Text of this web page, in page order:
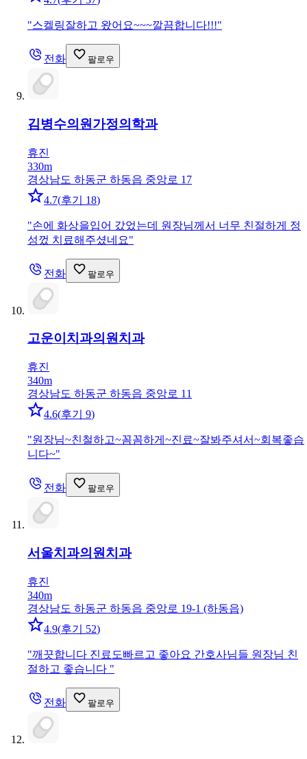
"스켈링잘하고 왔어요~~~깔끔합니다!!!"
전화 팔로우
김병수의원 가정의학과
휴진
330m
경상남도 하동군 하동읍 중앙로 17
4.7(후기 18)
"손에 화상을입어 갔었는데 원장님께서 너무 친절하게 정
성껐 치료해주셨네요"
전화 팔로우
고운이치과의원치과
휴진
340m
경상남도 하동군 하동읍 중앙로 11
4.6(후기 9)
"원장님~친철하고~꼼꼼하게~진료~잘봐주셔서~회복좋습
니다~"
전화 팔로우
서울치과의원 치과
휴진
340m
경상남도 하동군 하동읍 중앙로 19-1 (하동읍)
4.9(후기 52)
"깨끗합니다 진료도빠르고 좋아요 간호사님들 원장님 친
절하고 좋습니다 "
전화 팔로우